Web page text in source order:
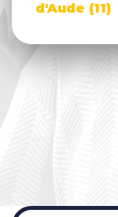
d'Aude (11)